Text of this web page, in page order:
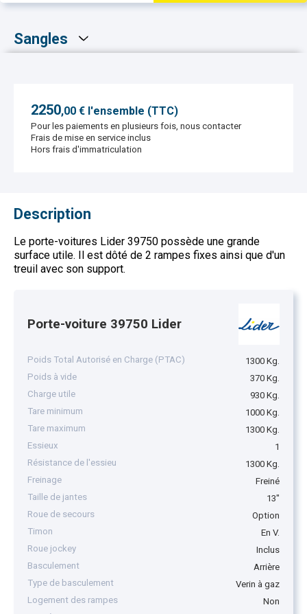
Description
Le porte-voitures Lider 39750 possède une grande
surface utile. Il est dôté de 2 rampes fixes ainsi que d'un
treuil avec son support.
Porte-voiture 39750 Lider
Poids Total Autorisé en Charge (PTAC)
1300 Kg.
Poids à vide
370 Kg.
Charge utile
930 Kg.
Tare minimum
1000 Kg.
Tare maximum
1300 Kg.
Essieux
1
Résistance de l'essieu
1300 Kg.
Freinage
Freiné
Taille de jantes
13"
Roue de secours
Option
Timon
En V.
Roue jockey
Inclus
Basculement
Arrière
Type de basculement
Verin à gaz
Logement des rampes
Non
Sangles
2250,00 € l'ensemble (TTC)
Pour les paiements en plusieurs fois, nous contacter
Frais de mise en service inclus
Hors frais d'immatriculation